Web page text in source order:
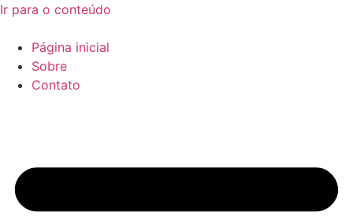
Ir para o conteúdo
Página inicial
Sobre
Contato